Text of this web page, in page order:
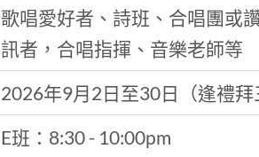
歌唱愛好者、詩班、合唱團或
訊者，合唱指揮、音樂老師等
2026年9月2日至30日（逢禮拜
E班：8:30 - 10:00pm